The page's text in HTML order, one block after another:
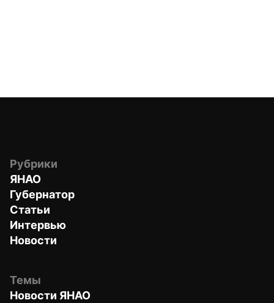
Рубрики
ЯНАО
Губернатор
Статьи
Интервью
Новости
Темы
Новости ЯНАО